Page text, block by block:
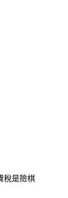
稅是險棋